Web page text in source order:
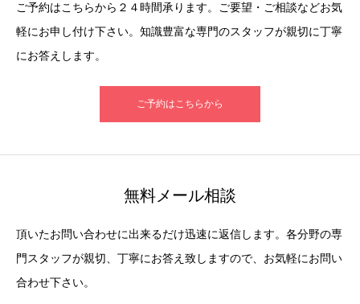
ご予約はこちらから２４時間承ります。ご要望・ご相談などお気
軽にお申し付け下さい。知識豊富な専門のスタッフが親切に丁寧
にお答えします。
ご予約はこちらから
無料メール相談
頂いたお問い合わせに出来るだけ迅速に返信します。各分野の専
門スタッフが親切、丁寧にお答え致しますので、お気軽にお問い
合わせ下さい。